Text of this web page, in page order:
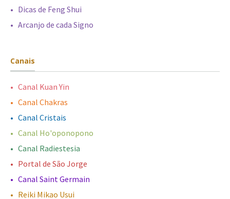
• Dicas de Feng Shui
• Arcanjo de cada Signo
Canais
• Canal Kuan Yin
• Canal Chakras
• Canal Cristais
• Canal Ho'oponopono
• Canal Radiestesia
• Portal de São Jorge
• Canal Saint Germain
• Reiki Mikao Usui